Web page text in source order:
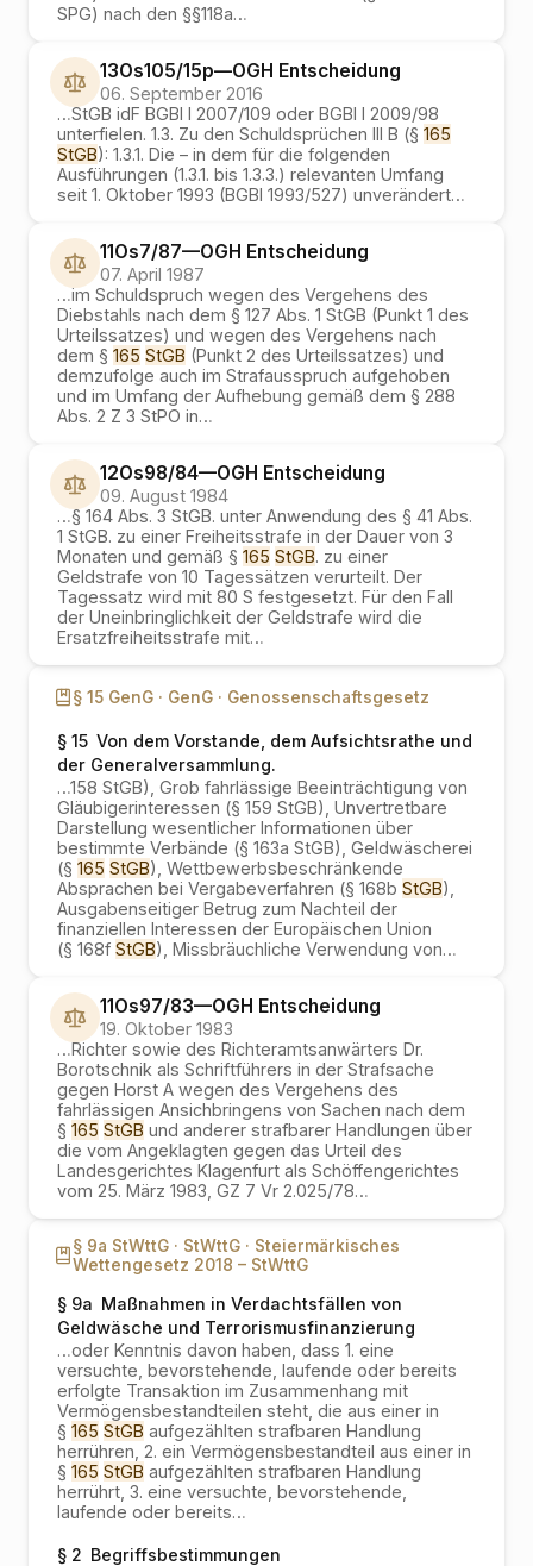
SPG) nach den §§118a…
13Os105/15p—OGH Entscheidung
06. September 2016
…StGB idF BGBl I 2007/109 oder BGBl I 2009/98
unterfielen. 1.3. Zu den Schuldsprüchen III B (§ 165
StGB): 1.3.1. Die – in dem für die folgenden
Ausführungen (1.3.1. bis 1.3.3.) relevanten Umfang
seit 1. Oktober 1993 (BGBl 1993/527) unverändert…
11Os7/87—OGH Entscheidung
07. April 1987
…im Schuldspruch wegen des Vergehens des
Diebstahls nach dem § 127 Abs. 1 StGB (Punkt 1 des
Urteilssatzes) und wegen des Vergehens nach
dem § 165 StGB (Punkt 2 des Urteilssatzes) und
demzufolge auch im Strafausspruch aufgehoben
und im Umfang der Aufhebung gemäß dem § 288
Abs. 2 Z 3 StPO in…
12Os98/84—OGH Entscheidung
09. August 1984
…§ 164 Abs. 3 StGB. unter Anwendung des § 41 Abs.
1 StGB. zu einer Freiheitsstrafe in der Dauer von 3
Monaten und gemäß § 165 StGB. zu einer
Geldstrafe von 10 Tagessätzen verurteilt. Der
Tagessatz wird mit 80 S festgesetzt. Für den Fall
der Uneinbringlichkeit der Geldstrafe wird die
Ersatzfreiheitsstrafe mit…
§ 15 GenG · GenG · Genossenschaftsgesetz
§ 15 Von dem Vorstande, dem Aufsichtsrathe und
der Generalversammlung.
…158 StGB), Grob fahrlässige Beeinträchtigung von
Gläubigerinteressen (§ 159 StGB), Unvertretbare
Darstellung wesentlicher Informationen über
bestimmte Verbände (§ 163a StGB), Geldwäscherei
(§ 165 StGB), Wettbewerbsbeschränkende
Absprachen bei Vergabeverfahren (§ 168b StGB),
Ausgabenseitiger Betrug zum Nachteil der
finanziellen Interessen der Europäischen Union
(§ 168f StGB), Missbräuchliche Verwendung von…
11Os97/83—OGH Entscheidung
19. Oktober 1983
…Richter sowie des Richteramtsanwärters Dr.
Borotschnik als Schriftführers in der Strafsache
gegen Horst A wegen des Vergehens des
fahrlässigen Ansichbringens von Sachen nach dem
§ 165 StGB und anderer strafbarer Handlungen über
die vom Angeklagten gegen das Urteil des
Landesgerichtes Klagenfurt als Schöffengerichtes
vom 25. März 1983, GZ 7 Vr 2.025/78…
§ 9a StWttG · StWttG · Steiermärkisches
Wettengesetz 2018 – StWttG
§ 9a Maßnahmen in Verdachtsfällen von
Geldwäsche und Terrorismusfinanzierung
…oder Kenntnis davon haben, dass 1. eine
versuchte, bevorstehende, laufende oder bereits
erfolgte Transaktion im Zusammenhang mit
Vermögensbestandteilen steht, die aus einer in
§ 165 StGB aufgezählten strafbaren Handlung
herrühren, 2. ein Vermögensbestandteil aus einer in
§ 165 StGB aufgezählten strafbaren Handlung
herrührt, 3. eine versuchte, bevorstehende,
laufende oder bereits…
§ 2 Begriffsbestimmungen